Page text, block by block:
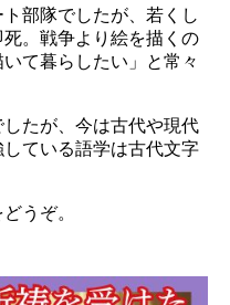
部隊でしたが、若くし
。戦争より絵を描くの
て暮らしたい」と常々
たが、今は古代や現代
ている語学は古代文字
どうぞ。